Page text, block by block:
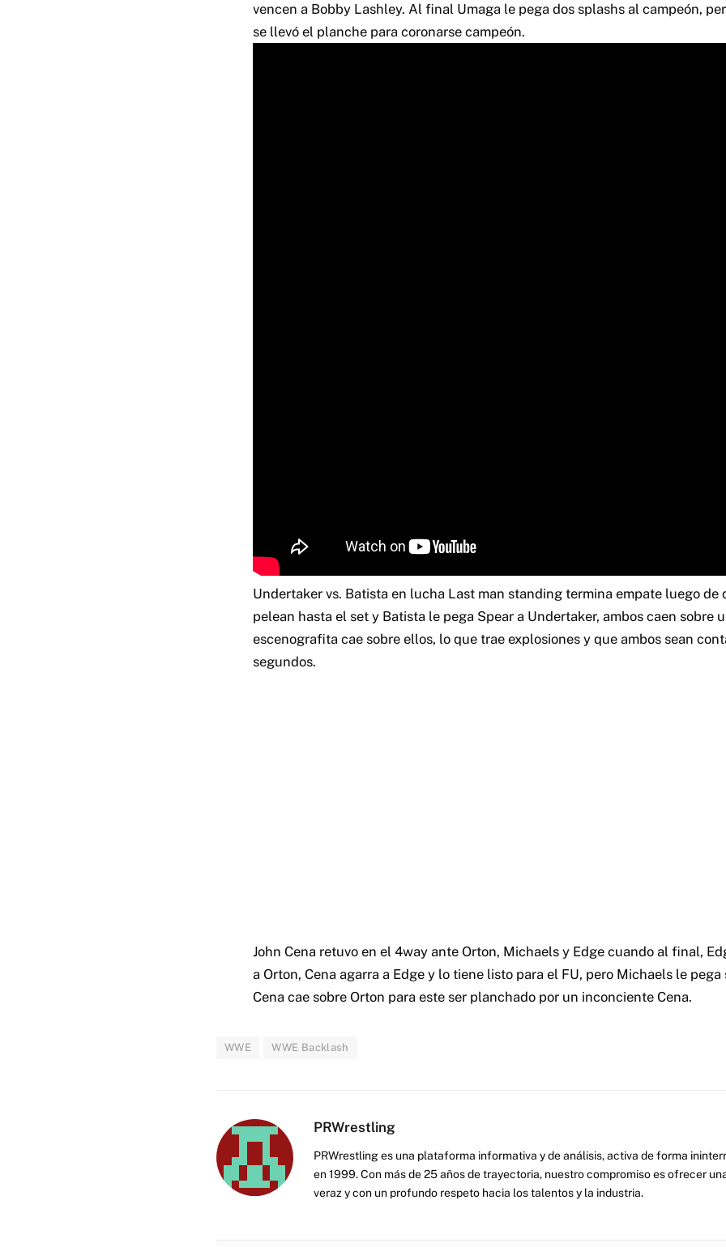
vencen a Bobby Lashley. Al final Umaga le pega dos splashs al campeón,
se llevó el planche para coronarse campeón.
Undertaker vs. Batista en lucha Last man standing termina empate luego de
pelean hasta el set y Batista le pega Spear a Undertaker, ambos caen sobre
escenografita cae sobre ellos, lo que trae explosiones y que ambos sean
segundos.
John Cena retuvo en el 4way ante Orton, Michaels y Edge cuando al final,
a Orton, Cena agarra a Edge y lo tiene listo para el FU, pero Michaels le
Cena cae sobre Orton para este ser planchado por un inconciente Cena.
WWE WWE Backlash
PRWrestling
PRWrestling es una plataforma informativa y de análisis, activa de forma
en 1999. Con más de 25 años de trayectoria, nuestro compromiso es ofrecer
veraz y con un profundo respeto hacia los talentos y la industria.